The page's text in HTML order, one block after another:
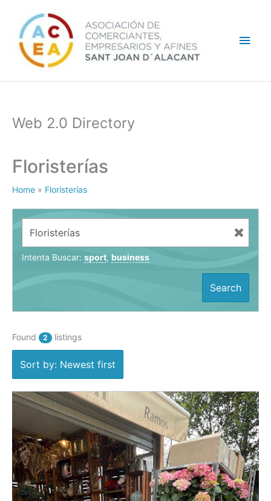
contenido
Web 2.0 Directory
Floristerías
Home » Floristerías
Intenta Buscar: sport, business
Search
Found 2 listings
Sort by: Newest first